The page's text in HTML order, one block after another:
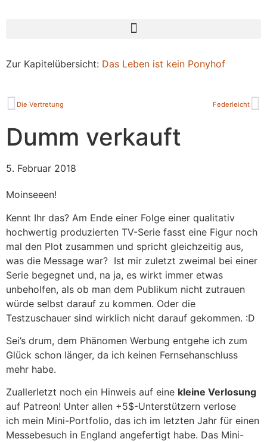
Zur Kapitelübersicht: Das Leben ist kein Ponyhof
Die Vertretung Federleicht
Dumm verkauft
5. Februar 2018
Moinseeen!
Kennt Ihr das? Am Ende einer Folge einer qualitativ
hochwertig produzierten TV-Serie fasst eine Figur noch
mal den Plot zusammen und spricht gleichzeitig aus,
was die Message war? Ist mir zuletzt zweimal bei einer
Serie begegnet und, na ja, es wirkt immer etwas
unbeholfen, als ob man dem Publikum nicht zutrauen
würde selbst darauf zu kommen. Oder die
Testzuschauer sind wirklich nicht darauf gekommen. :D
Sei’s drum, dem Phänomen Werbung entgehe ich zum
Glück schon länger, da ich keinen Fernsehanschluss
mehr habe.
Zuallerletzt noch ein Hinweis auf eine kleine Verlosung
auf Patreon! Unter allen +5$-Unterstützern verlose
ich mein Mini-Portfolio, das ich im letzten Jahr für einen
Messebesuch in England angefertigt habe. Das Mini-